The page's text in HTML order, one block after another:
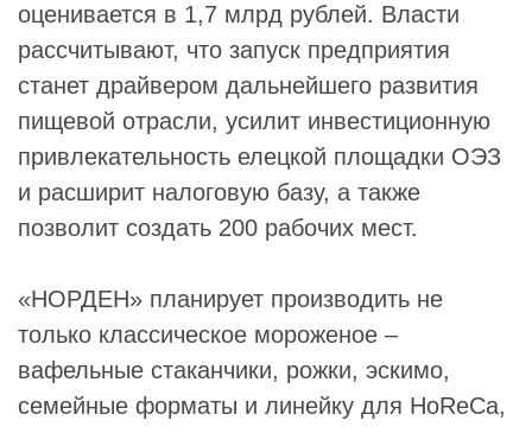
оценивается в 1,7 млрд рублей. Власти
рассчитывают, что запуск предприятия
станет драйвером дальнейшего развития
пищевой отрасли, усилит инвестиционную
привлекательность елецкой площадки ОЭЗ
и расширит налоговую базу, а также
позволит создать 200 рабочих мест.
«НОРДЕН» планирует производить не
только классическое мороженое –
вафельные стаканчики, рожки, эскимо,
семейные форматы и линейку для HoReCa,